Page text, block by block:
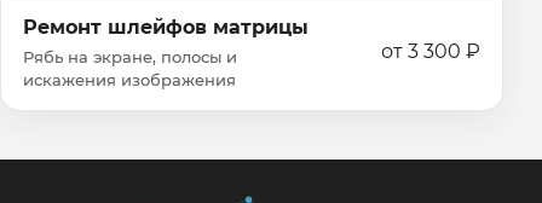
Ремонт шлейфов матрицы
Рябь на экране, полосы и
искажения изображения
от 3 300 ₽